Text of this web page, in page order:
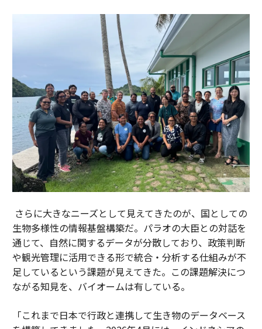
さらに大きなニーズとして見えてきたのが、国としての
生物多様性の情報基盤構築だ。パラオの大臣との対話を
通じて、自然に関するデータが分散しており、政策判断
や観光管理に活用できる形で統合・分析する仕組みが不
足しているという課題が見えてきた。この課題解決につ
ながる知見を、バイオームは有している。
「これまで日本で行政と連携して生き物のデータベース